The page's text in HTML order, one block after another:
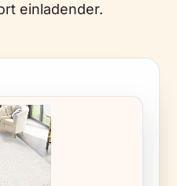
einladender.